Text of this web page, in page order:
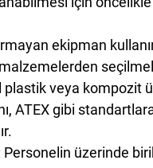
ekipman
plastik veya kompozit
ATEX gibi
Personelin üzerinde